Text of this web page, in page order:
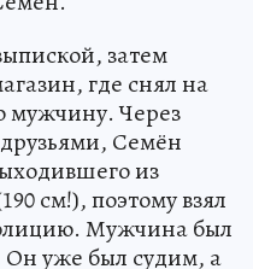
затем
где снял на
мужчину. Через
Семён
из
см!), поэтому взял
Мужчина был
Он уже был судим, а